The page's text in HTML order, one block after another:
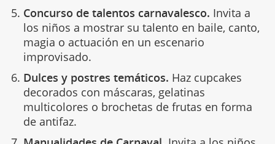
Concurso de talentos carnavalesco. Invita a
los niños a mostrar su talento en baile, canto,
magia o actuación en un escenario
improvisado.
Dulces y postres temáticos. Haz cupcakes
decorados con máscaras, gelatinas
multicolores o brochetas de frutas en forma
de antifaz.